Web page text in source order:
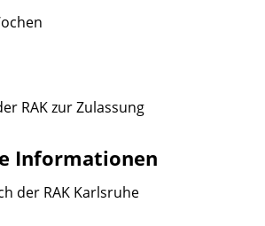
RAK zur Zulassung
Informationen
der RAK Karlsruhe